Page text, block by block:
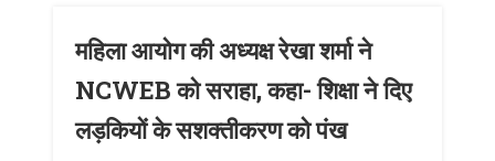
महिला आयोग की अध्यक्ष रेखा शर्मा ने
NCWEB को सराहा, कहा- शिक्षा ने दिए
लड़कियों के सशक्तीकरण को पंख